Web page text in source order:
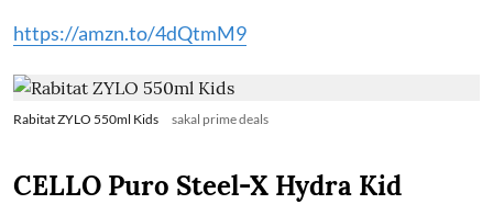
https://amzn.to/4dQtmM9
Rabitat ZYLO 550ml Kids sakal prime deals
CELLO Puro Steel-X Hydra Kid